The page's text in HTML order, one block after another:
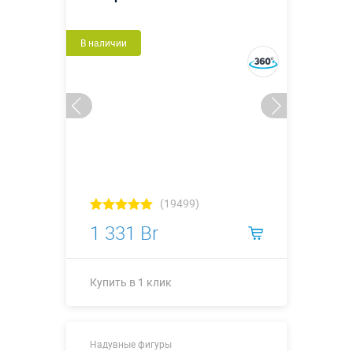
В наличии
(19499)
1 331 Br
Купить в 1 клик
Надувные фигуры